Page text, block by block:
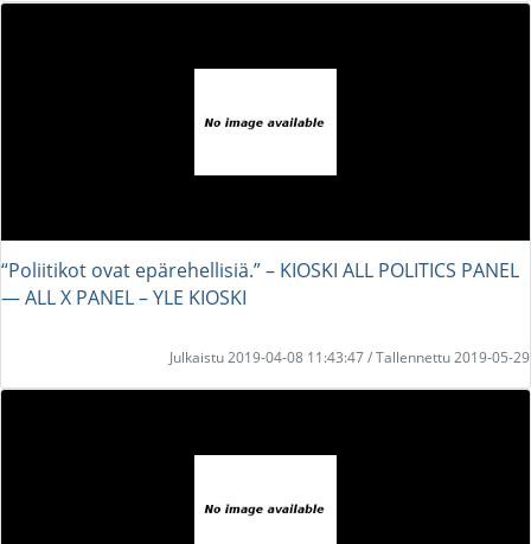
“Poliitikot ovat epärehellisiä.” – KIOSKI ALL POLITICS PANEL
― ALL X PANEL – YLE KIOSKI
Julkaistu 2019-04-08 11:43:47 / Tallennettu 2019-05-29